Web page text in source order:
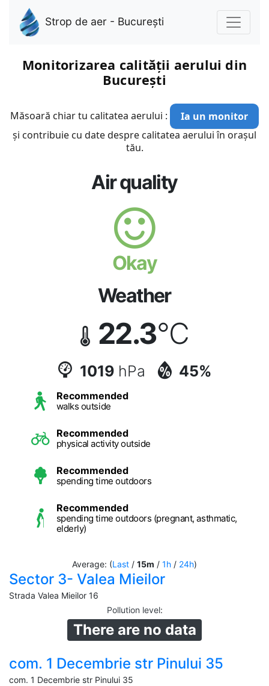
Strop de aer - București
Monitorizarea calității aerului din
București
Măsoară chiar tu calitatea aerului :
Ia un monitor
și contribuie cu date despre calitatea aerului în orașul
tău.
Air quality
Okay
Weather
22.3°C
1019 hPa 45%
Recommended
walks outside
Recommended
physical activity outside
Recommended
spending time outdoors
Recommended
spending time outdoors (pregnant, asthmatic,
elderly)
Average: (Last / 15m / 1h / 24h)
Sector 3- Valea Mieilor
Strada Valea Mieilor 16
Pollution level:
There are no data
com. 1 Decembrie str Pinului 35
com. 1 Decembrie str Pinului 35